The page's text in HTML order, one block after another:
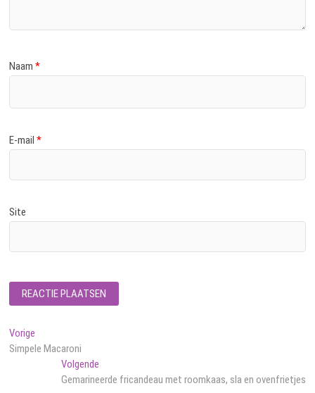
Naam*
E-mail*
Site
Bericht
navigatie
Vorige
bericht:
Simpele Macaroni
VolgendeVolgend
bericht:
Gemarineerde fricandeau met roomkaas, sla en ovenfrietjes